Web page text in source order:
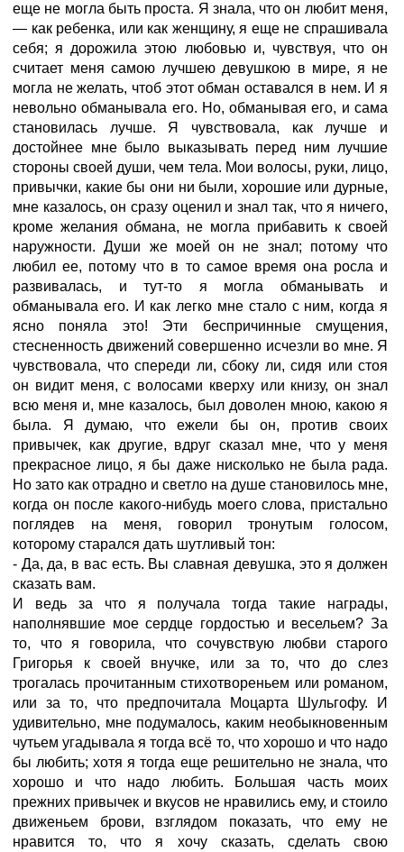
еще не могла быть проста. Я знала, что он любит меня,
— как ребенка, или как женщину, я еще не спрашивала
себя; я дорожила этою любовью и, чувствуя, что он
считает меня самою лучшею девушкою в мире, я не
могла не желать, чтоб этот обман оставался в нем. И я
невольно обманывала его. Но, обманывая его, и сама
становилась лучше. Я чувствовала, как лучше и
достойнее мне было выказывать перед ним лучшие
стороны своей души, чем тела. Мои волосы, руки, лицо,
привычки, какие бы они ни были, хорошие или дурные,
мне казалось, он сразу оценил и знал так, что я ничего,
кроме желания обмана, не могла прибавить к своей
наружности. Души же моей он не знал; потому что
любил ее, потому что в то самое время она росла и
развивалась, и тут-то я могла обманывать и
обманывала его. И как легко мне стало с ним, когда я
ясно поняла это! Эти беспричинные смущения,
стесненность движений совершенно исчезли во мне. Я
чувствовала, что спереди ли, сбоку ли, сидя или стоя
он видит меня, с волосами кверху или книзу, он знал
всю меня и, мне казалось, был доволен мною, какою я
была. Я думаю, что ежели бы он, против своих
привычек, как другие, вдруг сказал мне, что у меня
прекрасное лицо, я бы даже нисколько не была рада.
Но зато как отрадно и светло на душе становилось мне,
когда он после какого-нибудь моего слова, пристально
поглядев на меня, говорил тронутым голосом,
которому старался дать шутливый тон:
- Да, да, в вас есть. Вы славная девушка, это я должен
сказать вам.
И ведь за что я получала тогда такие награды,
наполнявшие мое сердце гордостью и весельем? За
то, что я говорила, что сочувствую любви старого
Григорья к своей внучке, или за то, что до слез
трогалась прочитанным стихотвореньем или романом,
или за то, что предпочитала Моцарта Шульгофу. И
удивительно, мне подумалось, каким необыкновенным
чутьем угадывала я тогда всё то, что хорошо и что надо
бы любить; хотя я тогда еще решительно не знала, что
хорошо и что надо любить. Большая часть моих
прежних привычек и вкусов не нравились ему, и стоило
движеньем брови, взглядом показать, что ему не
нравится то, что я хочу сказать, сделать свою